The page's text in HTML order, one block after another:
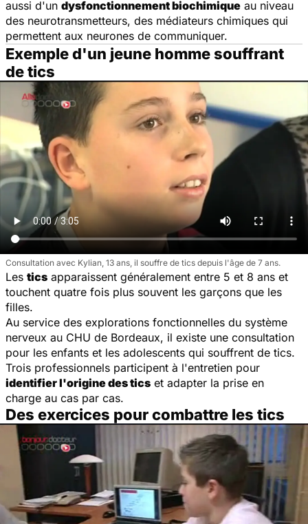
aussi d'un dysfonctionnement biochimique au niveau
des neurotransmetteurs, des médiateurs chimiques qui
permettent aux neurones de communiquer.
Exemple d'un jeune homme souffrant
de tics
Consultation avec Kylian, 13 ans, il souffre de tics depuis l'âge de 7 ans.
Les tics apparaissent généralement entre 5 et 8 ans et
touchent quatre fois plus souvent les garçons que les
filles.
Au service des explorations fonctionnelles du système
nerveux au CHU de Bordeaux, il existe une consultation
pour les enfants et les adolescents qui souffrent de tics.
Trois professionnels participent à l'entretien pour
identifier l'origine des tics et adapter la prise en
charge au cas par cas.
Des exercices pour combattre les tics